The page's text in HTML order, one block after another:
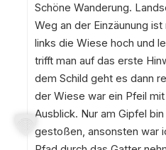
Schöne Wanderung.
Weg an der Einzäunung
links die Wiese hoch und
trifft man auf das erste
dem Schild geht es dann
der Wiese war ein Pfeil
Ausblick. Nur am Gipfel
gestoßen, ansonsten war